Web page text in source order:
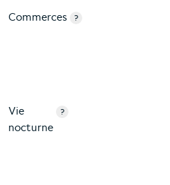
Commerces ?
Vie
nocturne
?